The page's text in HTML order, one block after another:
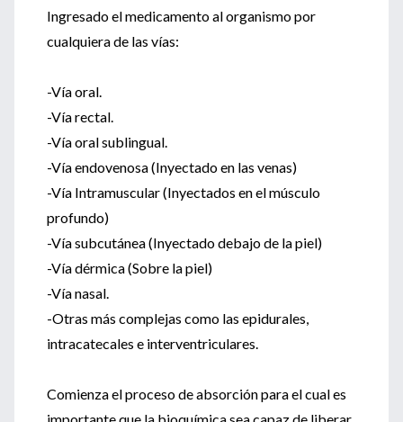
Ingresado el medicamento al organismo por
cualquiera de las vías:
-Vía oral.
-Vía rectal.
-Vía oral sublingual.
-Vía endovenosa (Inyectado en las venas)
-Vía Intramuscular (Inyectados en el músculo
profundo)
-Vía subcutánea (Inyectado debajo de la piel)
-Vía dérmica (Sobre la piel)
-Vía nasal.
-Otras más complejas como las epidurales,
intracatecales e interventriculares.
Comienza el proceso de absorción para el cual es